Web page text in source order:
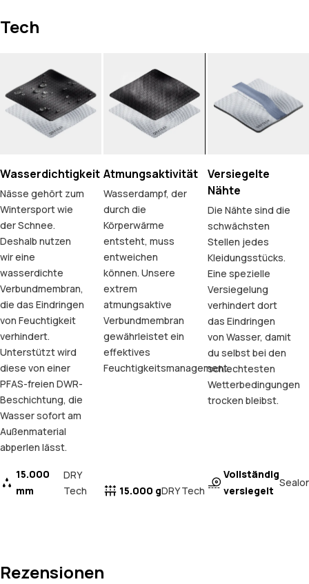
Tech
Wasserdichtigkeit
Nässe gehört zum
Wintersport wie
der Schnee.
Deshalb nutzen
wir eine
wasserdichte
Verbundmembran,
die das Eindringen
von Feuchtigkeit
verhindert.
Unterstützt wird
diese von einer
PFAS-freien DWR-
Beschichtung, die
Wasser sofort am
Außenmaterial
abperlen lässt.
15.000
mm
DRY
Tech
Atmungsaktivität
Wasserdampf, der
durch die
Körperwärme
entsteht, muss
entweichen
können. Unsere
extrem
atmungsaktive
Verbundmembran
gewährleistet ein
effektives
Feuchtigkeitsmanagement.
15.000 gDRY Tech
Versiegelte
Nähte
Die Nähte sind die
schwächsten
Stellen jedes
Kleidungsstücks.
Eine spezielle
Versiegelung
verhindert dort
das Eindringen
von Wasser, damit
du selbst bei den
schlechtesten
Wetterbedingungen
trocken bleibst.
Vollständig
versiegelt
Rezensionen